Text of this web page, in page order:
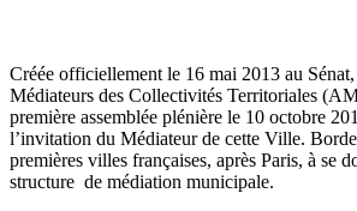
Créée officiellement le 16 mai 2013 au
Médiateurs des Collectivités Territoriales
première assemblée plénière le 10 octobre
l’invitation du Médiateur de cette Ville.
premières villes françaises, après Paris, à se
structure de médiation municipale.